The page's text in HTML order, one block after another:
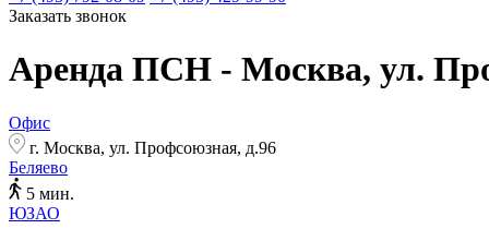
Заказать звонок
Аренда ПСН - Москва, ул.
Офис
г. Москва, ул. Профсоюзная, д.96
Беляево
5 мин.
ЮЗАО